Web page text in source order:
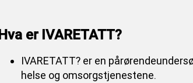
Hva er IVARETATT?
IVARETATT? er en
helse og omsorgstjenestene.